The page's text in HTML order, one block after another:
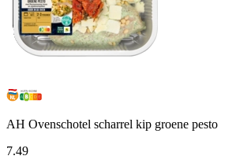
AH Ovenschotel scharrel kip groene pesto
7.49